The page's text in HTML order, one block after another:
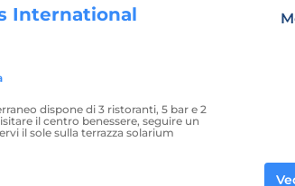
International
dispone di 3 ristoranti, 5 bar e 2
il centro benessere, seguire un
il sole sulla terrazza solarium